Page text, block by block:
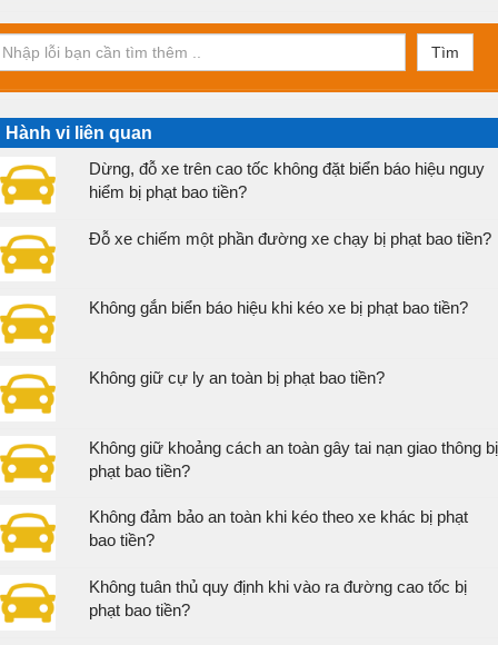
Tìm
Hành vi liên quan
Dừng, đỗ xe trên cao tốc không đặt biển báo hiệu nguy
hiểm bị phạt bao tiền?
Đỗ xe chiếm một phần đường xe chạy bị phạt bao tiền?
Không gắn biển báo hiệu khi kéo xe bị phạt bao tiền?
Không giữ cự ly an toàn bị phạt bao tiền?
Không giữ khoảng cách an toàn gây tai nạn giao thông bị
phạt bao tiền?
Không đảm bảo an toàn khi kéo theo xe khác bị phạt
bao tiền?
Không tuân thủ quy định khi vào ra đường cao tốc bị
phạt bao tiền?